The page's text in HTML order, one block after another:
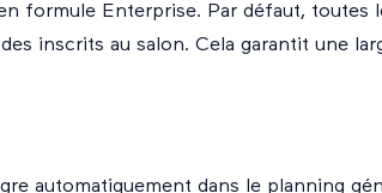
formule Enterprise. Par défaut, toutes
inscrits au salon. Cela garantit une
automatiquement dans le planning